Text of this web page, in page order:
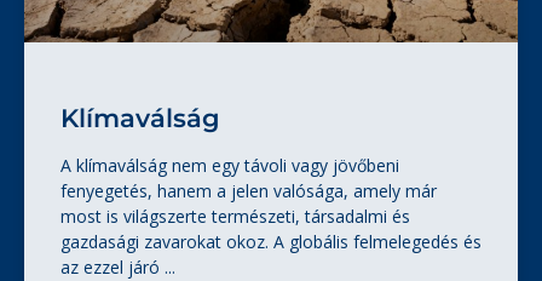
Klímaválság
A klímaválság nem egy távoli vagy jövőbeni
fenyegetés, hanem a jelen valósága, amely már
most is világszerte természeti, társadalmi és
gazdasági zavarokat okoz. A globális felmelegedés és
az ezzel járó